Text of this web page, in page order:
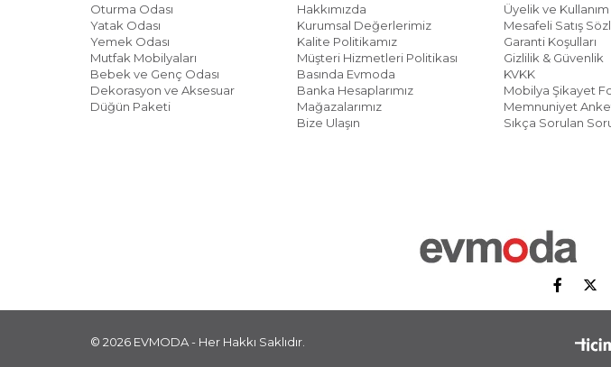
Oturma Odası
Yatak Odası
Yemek Odası
Mutfak Mobilyaları
Bebek ve Genç Odası
Dekorasyon ve Aksesuar
Düğün Paketi
Hakkımızda
Kurumsal Değerlerimiz
Kalite Politikamız
Müşteri Hizmetleri Politikası
Basında Evmoda
Banka Hesaplarımız
Mağazalarımız
Bize Ulaşın
Üyelik ve Kullanım
Mesafeli Satış
Garanti Koşulları
Gizlilik & Güvenlik
KVKK
Mobilya Şikayet
Memnuniyet
Sıkça Sorulan
© 2026 EVMODA - Her Hakkı Saklıdır.